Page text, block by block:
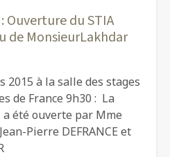
Ouverture du STIA
de MonsieurLakhdar
à la salle des stages
de France 9h30 : La
été ouverte par Mme
Pierre DEFRANCE et